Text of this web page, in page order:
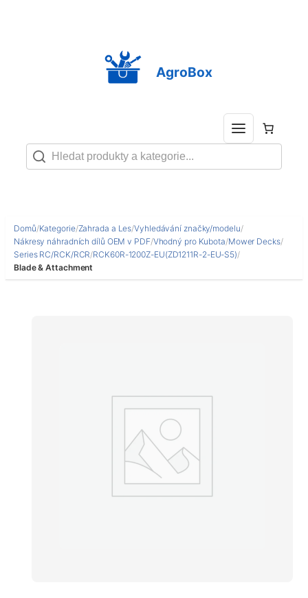
AgroBox
Domů/Kategorie/Zahrada a Les/Vyhledávání značky/modelu/
Nákresy náhradních dílů OEM v PDF/Vhodný pro Kubota/Mower Decks/
Series RC/RCK/RCR/RCK60R-1200Z-EU(ZD1211R-2-EU-S5)/
Blade & Attachment